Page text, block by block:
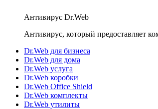
Антивирус Dr.Web
Антивирус, который предоставляет
Dr.Web для бизнеса
Dr.Web для дома
Dr.Web услуга
Dr.Web коробки
Dr.Web Office Shield
Dr.Web комплекты
Dr.Web утилиты